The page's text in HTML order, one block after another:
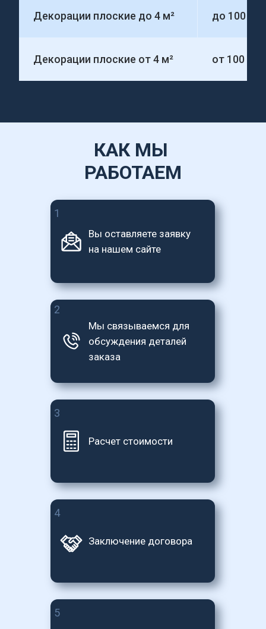
Декорации плоские до 4 м² до 100
Декорации плоские от 4 м² от 100
Вы оставляете заявку
на нашем сайте
1
5
4
3
Мы связываемся для
обсуждения деталей
заказа
Расчет стоимости
Заключение договора
КАК МЫ
РАБОТАЕМ
2